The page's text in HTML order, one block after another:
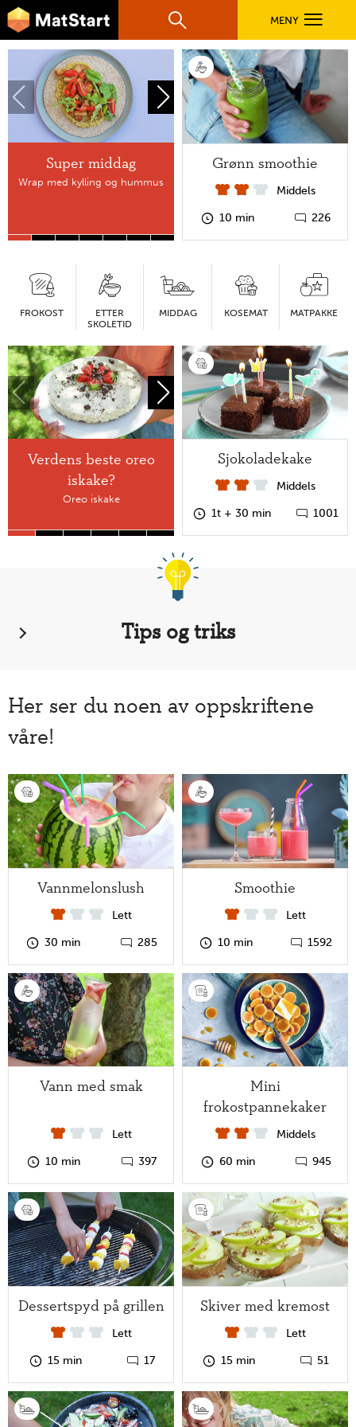
Hopp til hovedinnhold
hovednavigasjonsmobilversjon
MatStart
Søk MENY
OPPSKRIFTER
FILM
LÆR MER
TIL DE VOKSNE
Matstart
hjemmeside
Super middag
Wrap med kylling og hummus
Hvem digger ikke
pannekaker?
Grønn smoothie
Middels
10 min
226
Velg
en
kategori
FROKOST
ETTER
SKOLETID
MIDDAG KOSEMAT MATPAKKE
Verdens beste oreo
iskake?
Oreo iskake
Enkelt og godt!
Banan-ispinner!
Sjokoladekake
Middels
1t + 30 min
1001
Tips og triks
MatStart på YouTube
Husk håndvask!
Tips og triks til nye mesterkokker
Her ser du noen av oppskriftene
våre!
Vannmelonslush
Lett
30 min
285
Smoothie
Lett
10 min
1592
Vann med smak
Lett
10 min
397
Mini
frokostpannekaker
Middels
60 min
945
Dessertspyd på grillen
Lett
15 min
17
Skiver med kremost
Lett
15 min
51